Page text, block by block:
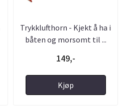
Trykklufthorn - Kjekt å ha i
båten og morsomt til ...
149,-
Kjøp